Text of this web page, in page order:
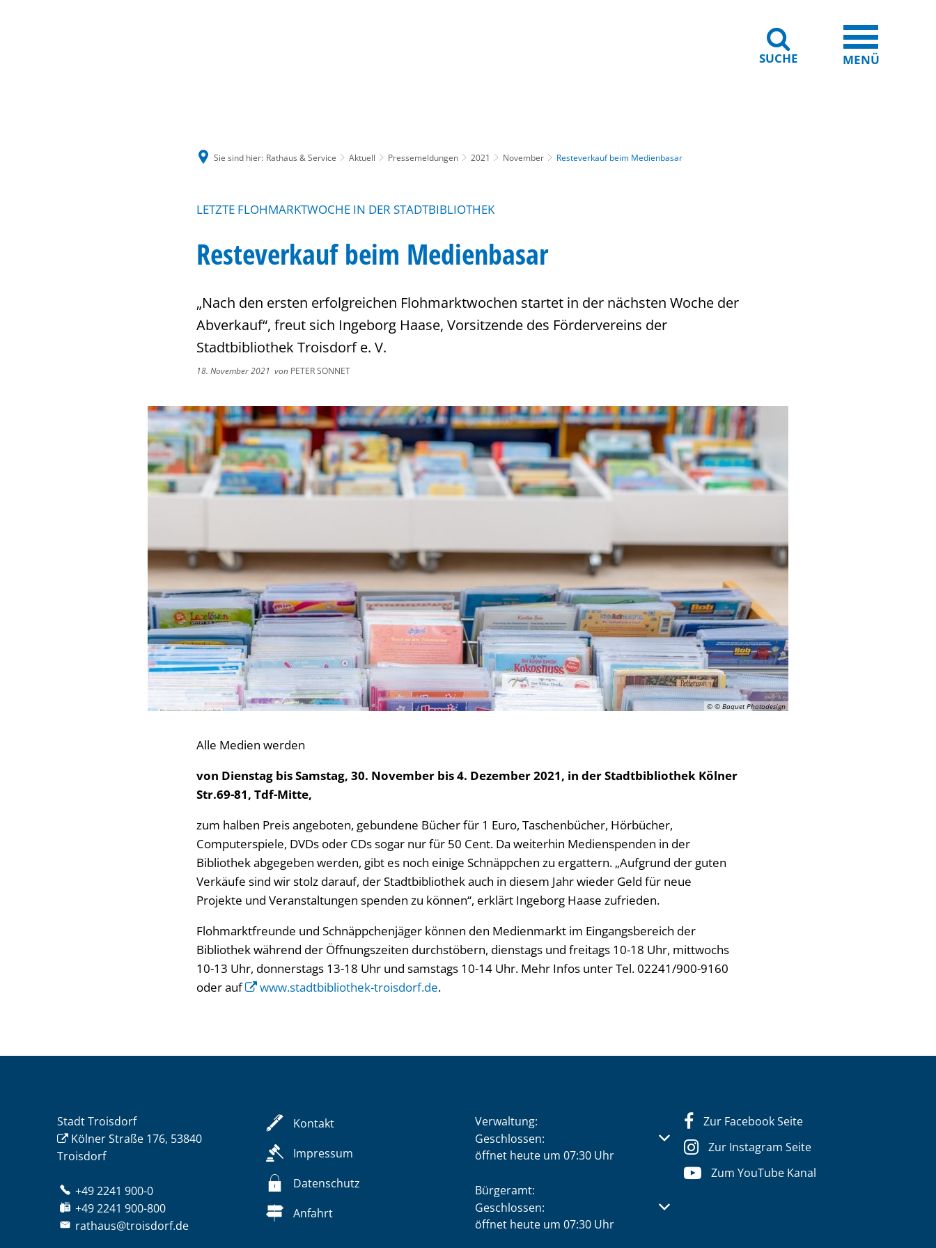
SUCHE MENÜ
Sie sind hier: Rathaus & Service Aktuell Pressemeldungen 2021 November Resteverkauf beim Medienbasar
LETZTE FLOHMARKTWOCHE IN DER STADTBIBLIOTHEK
Resteverkauf beim Medienbasar
„Nach den ersten erfolgreichen Flohmarktwochen startet in der nächsten Woche der
Abverkauf“, freut sich Ingeborg Haase, Vorsitzende des Fördervereins der
Stadtbibliothek Troisdorf e. V.
18. November 2021 von PETER SONNET
© © Baquet Photodesign
Alle Medien werden
von Dienstag bis Samstag, 30. November bis 4. Dezember 2021, in der Stadtbibliothek Kölner
Str.69-81, Tdf-Mitte,
zum halben Preis angeboten, gebundene Bücher für 1 Euro, Taschenbücher, Hörbücher,
Computerspiele, DVDs oder CDs sogar nur für 50 Cent. Da weiterhin Medienspenden in der
Bibliothek abgegeben werden, gibt es noch einige Schnäppchen zu ergattern. „Aufgrund der guten
Verkäufe sind wir stolz darauf, der Stadtbibliothek auch in diesem Jahr wieder Geld für neue
Projekte und Veranstaltungen spenden zu können“, erklärt Ingeborg Haase zufrieden.
Flohmarktfreunde und Schnäppchenjäger können den Medienmarkt im Eingangsbereich der
Bibliothek während der Öffnungszeiten durchstöbern, dienstags und freitags 10-18 Uhr, mittwochs
10-13 Uhr, donnerstags 13-18 Uhr und samstags 10-14 Uhr. Mehr Infos unter Tel. 02241/900-9160
oder auf
www.stadtbibliothek-troisdorf.de.
Stadt Troisdorf
Kölner Straße 176, 53840
Troisdorf
+49 2241 900-0
+49 2241 900-800
rathaus@troisdorf.de
Kontakt
Impressum
Datenschutz
Anfahrt
Verwaltung:
Klicken, um weitere Öffnungs- oder Schließzeiten auszublenden
Geschlossen:
öffnet heute um 07:30 Uhr
Bürgeramt:
Klicken, um weitere Öffnungs- oder Schließzeiten auszublenden
Geschlossen:
öffnet heute um 07:30 Uhr
Zur Facebook Seite
Zur Instagram Seite
Zum YouTube Kanal